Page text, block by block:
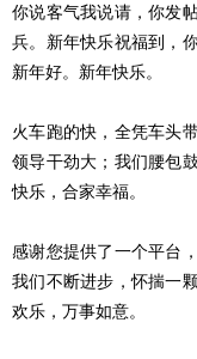
你说客气我说请，你发
兵。新年快乐祝福到，
新年好。新年快乐。
火车跑的快，全凭车头
领导干劲大；我们腰包
快乐，合家幸福。
感谢您提供了一个平台
我们不断进步，怀揣一
欢乐，万事如意。